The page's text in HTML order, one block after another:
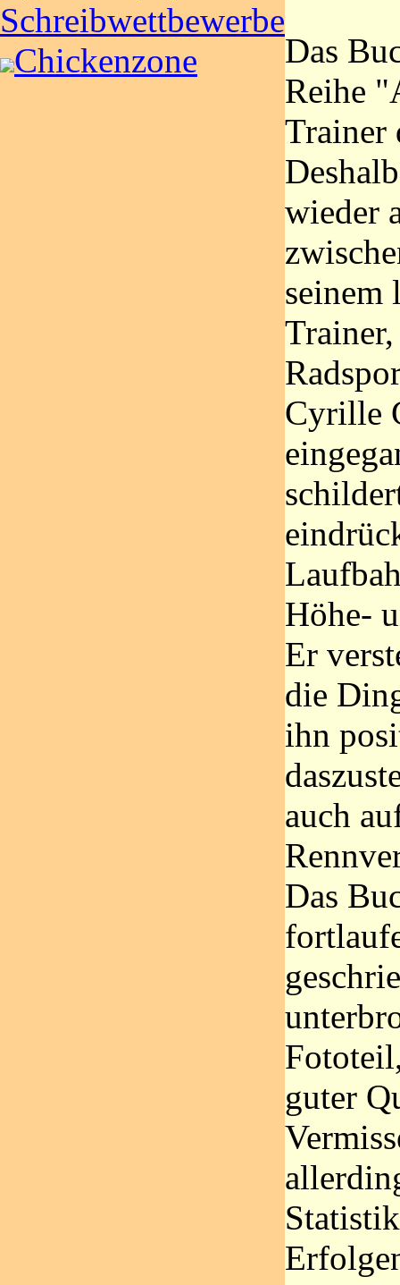
Schreibwettbewerbe
Chickenzone
Das
Reihe
Trainer
wieder
seinem
Cyrille
Höhe-
Er
die
ihn
auch
Das
guter